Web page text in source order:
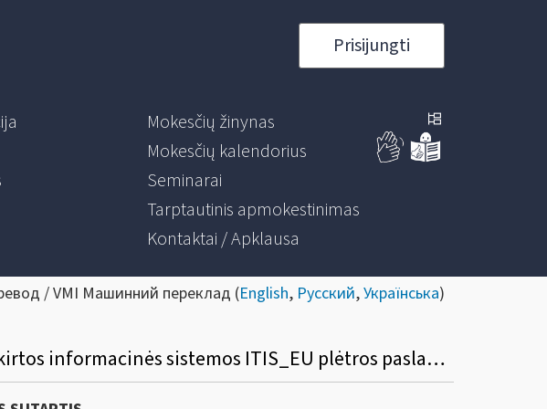
Prisijungti
Mokesčių žinynas
Mokesčių kalendorius
Seminarai
Tarptautinis apmokestinimas
Kontaktai / Apklausa
/ VMI Машинний переклад (English, Русский,Українська)
Pridėtinės vertės mokesčio informacijos mainams tarp ES valstybių skirtos informacinės sistemos ITIS_EU plėtros paslaugų viešasis pirkimas